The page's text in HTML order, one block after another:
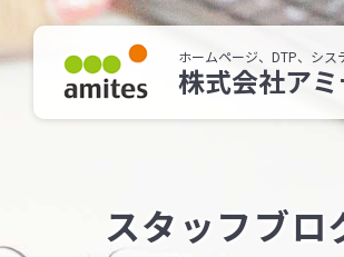
ホームページ、DTP、シ
株式会社ア
スタッフブロ